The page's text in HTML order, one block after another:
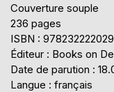
Couverture souple
236 pages
ISBN :
Éditeur : Books on
Date de parution :
Langue : français